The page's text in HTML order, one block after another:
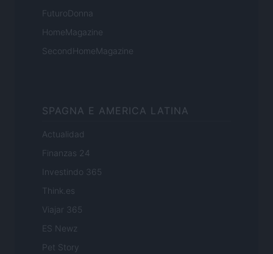
FuturoDonna
HomeMagazine
SecondHomeMagazine
SPAGNA E AMERICA LATINA
Actualidad
Finanzas 24
Investindo 365
Think.es
Viajar 365
ES Newz
Pet Story